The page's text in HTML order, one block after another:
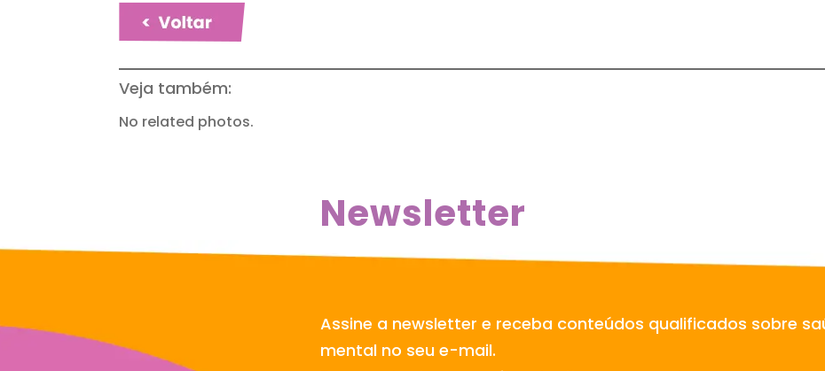
Veja também:
No related photos.
Newsletter
Assine a newsletter e receba conteúdos qualificados sobre
mental no seu e-mail.